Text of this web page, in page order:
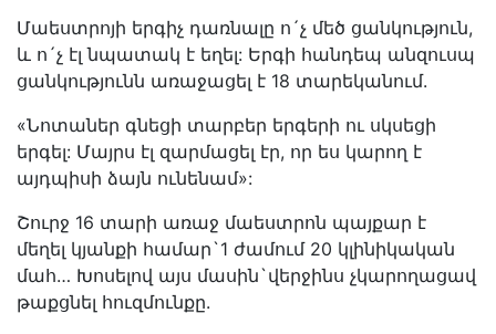
Մաեստրոյի երգիչ դառնալը ո´չ մեծ ցանկություն,
և ո´չ էլ նպատակ է եղել: Երգի հանդեպ անզուսպ
ցանկությունն առաջացել է 18 տարեկանում.
«Նոտաներ գնեցի տարբեր երգերի ու սկսեցի
երգել: Մայրս էլ զարմացել էր, որ ես կարող է
այդպիսի ձայն ունենամ»:
Շուրջ 16 տարի առաջ մաեստրոն պայքար է
մեղել կյանքի համար`1 ժամում 20 կլինիկական
մահ… Խոսելով այս մասին`վերջինս չկարողացավ
թաքցնել հուզմունքը.